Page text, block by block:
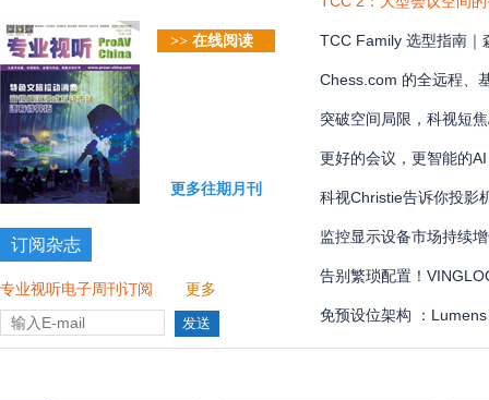
>> 在线阅读
更多往期月刊
订阅杂志
专业视听电子周刊订阅 更多
TCC Family 选型指南｜
款？
Chess.com 的全远程、
国际象棋比赛多达 300
突破空间局限，科视短
更好的会议，更智能的AI
科视Christie告诉你投影
监控显示设备市场持续
告别繁琐配置！
管理界面全解
免预设位架构 ：
全自动化